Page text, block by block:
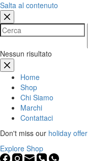
Salta al contenuto
Nessun risultato
Home
Shop
Chi Siamo
Marchi
Contattaci
Don't miss our holiday offer
Explore Shop